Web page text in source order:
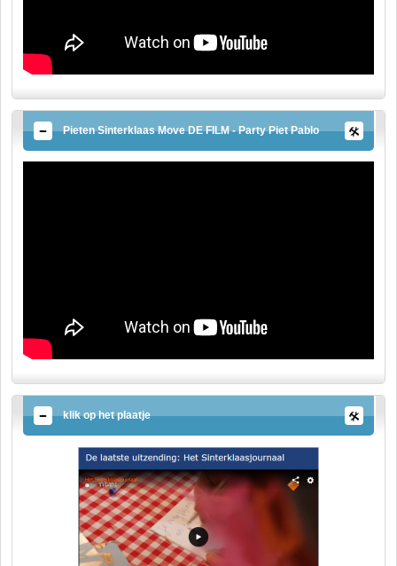
Pieten Sinterklaas Move DE FILM - Party Piet Pablo
klik op het plaatje